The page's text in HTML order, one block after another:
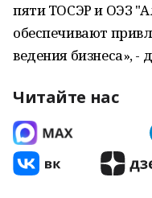
пяти ТОСЭР и ОЭЗ
обеспечивают
ведения бизнеса», -
Читайте нас